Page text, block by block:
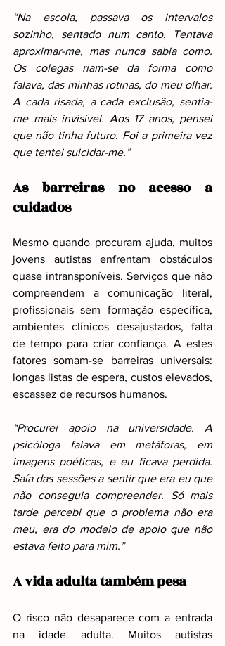
“Na escola, passava os intervalos
sozinho, sentado num canto. Tentava
aproximar-me, mas nunca sabia como.
Os colegas riam-se da forma como
falava, das minhas rotinas, do meu olhar.
A cada risada, a cada exclusão, sentia-
me mais invisível. Aos 17 anos, pensei
que não tinha futuro. Foi a primeira vez
que tentei suicidar-me.”
As barreiras no acesso a
cuidados
Mesmo quando procuram ajuda, muitos
jovens autistas enfrentam obstáculos
quase intransponíveis. Serviços que não
compreendem a comunicação literal,
profissionais sem formação específica,
ambientes clínicos desajustados, falta
de tempo para criar confiança. A estes
fatores somam-se barreiras universais:
longas listas de espera, custos elevados,
escassez de recursos humanos.
“Procurei apoio na universidade. A
psicóloga falava em metáforas, em
imagens poéticas, e eu ficava perdida.
Saía das sessões a sentir que era eu que
não conseguia compreender. Só mais
tarde percebi que o problema não era
meu, era do modelo de apoio que não
estava feito para mim.”
A vida adulta também pesa
O risco não desaparece com a entrada
na idade adulta. Muitos autistas